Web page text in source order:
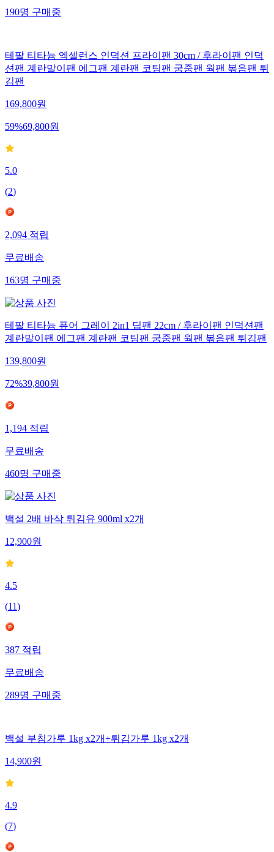
190명구매중
테팔 티타늄 엑셀런스 인덕션 프라이팬 30cm / 후라이팬 인덕
션팬 계란말이팬 에그팬 계란팬 코팅팬 궁중팬 웍팬 볶음팬 튀
김팬
169,800원
59%69,800원
5.0
(2)
2,094적립
무료배송
163명구매중
테팔 티타늄 퓨어 그레이 2in1 딥팬 22cm / 후라이팬 인덕션팬
계란말이팬 에그팬 계란팬 코팅팬 궁중팬 웍팬 볶음팬 튀김팬
139,800원
72%39,800원
1,194적립
무료배송
460명구매중
백설 2배 바삭 튀김유 900ml x2개
12,900원
4.5
(11)
387적립
무료배송
289명구매중
백설 부침가루 1kg x2개+튀김가루 1kg x2개
14,900원
4.9
(7)